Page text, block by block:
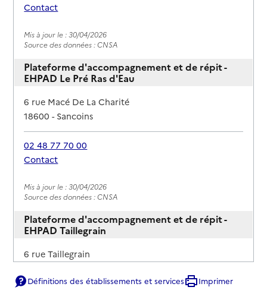
Contact
Mis à jour le : 30/04/2026
Source des données : CNSA
Plateforme d'accompagnement et de répit -
EHPAD Le Pré Ras d'Eau
Adresse
6 rue Macé De La Charité
18600-Sancoins
02 48 77 70 00
Contact
Mis à jour le : 30/04/2026
Source des données : CNSA
Plateforme d'accompagnement et de répit -
EHPAD Taillegrain
Adresse
6 rue Taillegrain
Définitions des établissements et services
Imprimer